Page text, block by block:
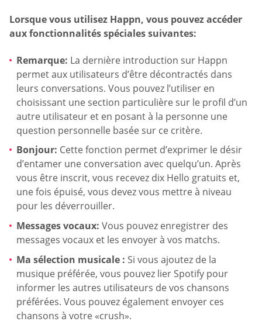
Lorsque vous utilisez Happn, vous pouvez accéder
aux fonctionnalités spéciales suivantes:
Remarque: La dernière introduction sur Happn
permet aux utilisateurs d’être décontractés dans
leurs conversations. Vous pouvez l’utiliser en
choisissant une section particulière sur le profil d’un
autre utilisateur et en posant à la personne une
question personnelle basée sur ce critère.
Bonjour: Cette fonction permet d’exprimer le désir
d’entamer une conversation avec quelqu’un. Après
vous être inscrit, vous recevez dix Hello gratuits et,
une fois épuisé, vous devez vous mettre à niveau
pour les déverrouiller.
Messages vocaux: Vous pouvez enregistrer des
messages vocaux et les envoyer à vos matchs.
Ma sélection musicale : Si vous ajoutez de la
musique préférée, vous pouvez lier Spotify pour
informer les autres utilisateurs de vos chansons
préférées. Vous pouvez également envoyer ces
chansons à votre «crush».